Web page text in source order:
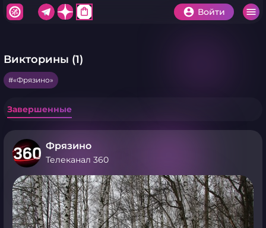
shopping_bag Войти
Викторины (1)
«Фрязино»
Завершенные
Фрязино
Телеканал 360